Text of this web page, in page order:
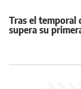
Tras el temporal
supera su